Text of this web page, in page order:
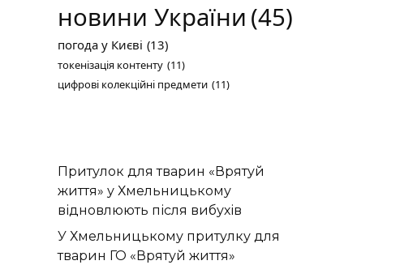
новини України (45)
погода у Києві (13)
токенізація контенту (11)
цифрові колекційні предмети (11)
Притулок для тварин «Врятуй
життя» у Хмельницькому
відновлюють після вибухів
У Хмельницькому притулку для
тварин ГО «Врятуй життя»